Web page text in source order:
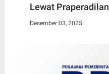
Lewat Praperadilan
Desember 03, 2025